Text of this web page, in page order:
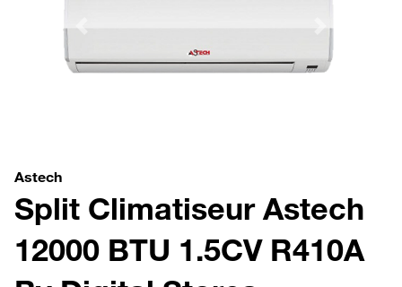
Astech
Split Climatiseur Astech
12000 BTU 1.5CV R410A